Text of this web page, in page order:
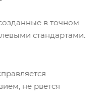
в точном
стандартами.
не рвется